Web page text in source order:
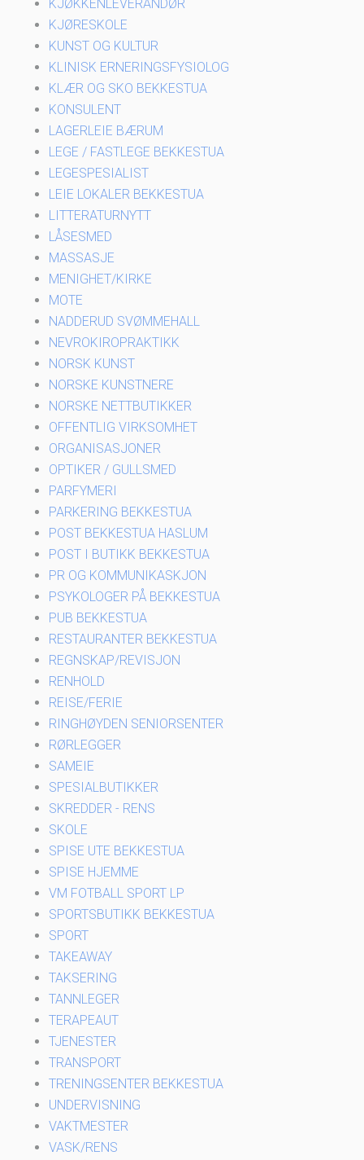
KJØKKENLEVERANDØR
KJØRESKOLE
KUNST OG KULTUR
KLINISK ERNERINGSFYSIOLOG
KLÆR OG SKO BEKKESTUA
KONSULENT
LAGERLEIE BÆRUM
LEGE / FASTLEGE BEKKESTUA
LEGESPESIALIST
LEIE LOKALER BEKKESTUA
LITTERATURNYTT
LÅSESMED
MASSASJE
MENIGHET/KIRKE
MOTE
NADDERUD SVØMMEHALL
NEVROKIROPRAKTIKK
NORSK KUNST
NORSKE KUNSTNERE
NORSKE NETTBUTIKKER
OFFENTLIG VIRKSOMHET
ORGANISASJONER
OPTIKER / GULLSMED
PARFYMERI
PARKERING BEKKESTUA
POST BEKKESTUA HASLUM
POST I BUTIKK BEKKESTUA
PR OG KOMMUNIKASKJON
PSYKOLOGER PÅ BEKKESTUA
PUB BEKKESTUA
RESTAURANTER BEKKESTUA
REGNSKAP/REVISJON
RENHOLD
REISE/FERIE
RINGHØYDEN SENIORSENTER
RØRLEGGER
SAMEIE
SPESIALBUTIKKER
SKREDDER - RENS
SKOLE
SPISE UTE BEKKESTUA
SPISE HJEMME
VM FOTBALL SPORT LP
SPORTSBUTIKK BEKKESTUA
SPORT
TAKEAWAY
TAKSERING
TANNLEGER
TERAPEAUT
TJENESTER
TRANSPORT
TRENINGSENTER BEKKESTUA
UNDERVISNING
VAKTMESTER
VASK/RENS